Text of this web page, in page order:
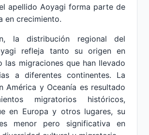
apellido Aoyagi forma parte de
en crecimiento.
la distribución regional del
refleja tanto su origen en
las migraciones que han llevado
a diferentes continentes. La
América y Oceanía es resultado
migratorios históricos,
en Europa y otros lugares, su
menor pero significativa en